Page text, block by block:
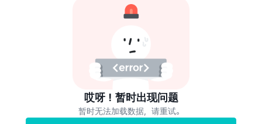
哎呀！暂时出现问题
暂时无法加载数据，请重试。